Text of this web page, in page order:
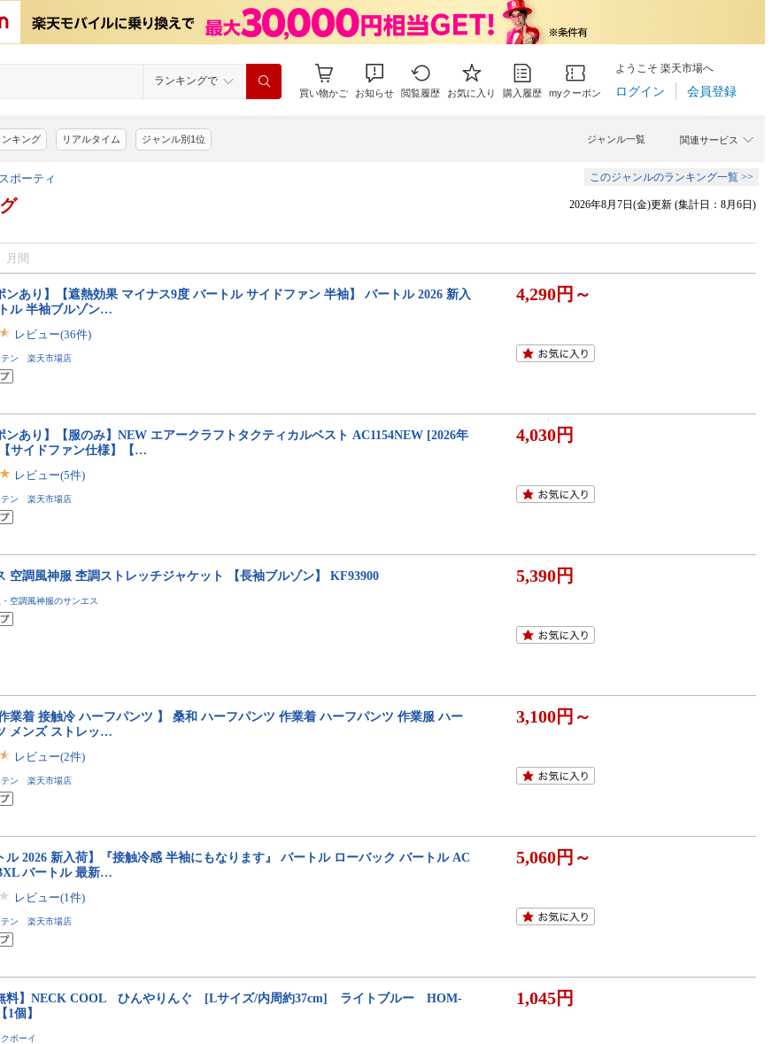
ランキングで
買い物かご お知らせ 閲覧履歴 お気に入り 購入履歴 myクーポン
ようこそ 楽天市場へ
ログイン 会員登録
関連サービス
ジャンル一覧
キング リアルタイム ジャンル別1位
ポーティ このジャンルのランキング一覧 >>
2026年8月7日(金)更新 (集計日：8月6日)
月間
ンあり】【遮熱効果 マイナス9度 バートル サイドファン 半袖】 バートル 2026 新入
ル 半袖ブルゾン…
レビュー(36件)
テン 楽天市場店
4,290円～
ンあり】【服のみ】NEW エアークラフトタクティカルベスト AC1154NEW [2026年
サイドファン仕様】【…
レビュー(5件)
テン 楽天市場店
4,030円
空調風神服 杢調ストレッチジャケット 【長袖ブルゾン】 KF93900
空調風神服のサンエス
5,390円
作業着 接触冷 ハーフパンツ 】 桑和 ハーフパンツ 作業着 ハーフパンツ 作業服 ハー
メンズ ストレッ…
レビュー(2件)
テン 楽天市場店
3,100円～
ル 2026 新入荷】『接触冷感 半袖にもなります』 バートル ローバック バートル AC
バートル 最新…
レビュー(1件)
テン 楽天市場店
5,060円～
無料】NECK COOL ひんやりんぐ [Lサイズ/内周約37cm] ライトブルー HOM-
1個】
ボーイ
1,045円